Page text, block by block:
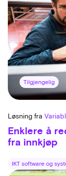
Tilgjengelig
Løsning fra
Enklere å
fra innkjøp
IKT software og